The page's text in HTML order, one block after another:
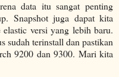
data itu sangat penting
Snapshot juga dapat kita
versi yang lebih baru.
sudah terinstall dan pastikan
9200 dan 9300. Mari kita